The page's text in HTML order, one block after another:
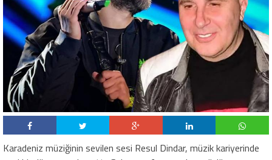
Karadeniz müziğinin sevilen sesi Resul Dindar, müzik kariyerinde